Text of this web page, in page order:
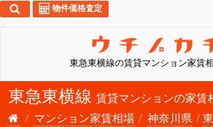
東急東横線の賃貸マンション家賃
物件価格査定
東急東横線 賃貸マンションの家賃
マンション家賃相場
神奈川県